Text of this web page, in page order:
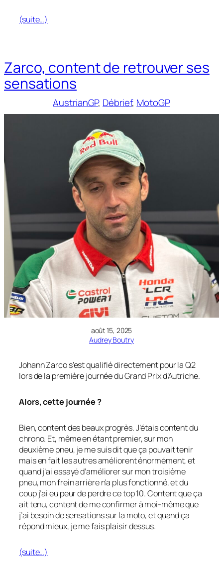
(suite…)
Zarco, content de retrouver ses
sensations
AustrianGP, Débrief, MotoGP
août 15, 2025
Audrey Boutry
Johann Zarco s’est qualifié directement pour la Q2
lors de la première journée du Grand Prix d’Autriche.
Alors, cette journée ?
Bien, content des beaux progrès. J’étais content du
chrono. Et, même en étant premier, sur mon
deuxième pneu, je me suis dit que ça pouvait tenir
mais en fait les autres améliorent énormément, et
quand j’ai essayé d’améliorer sur mon troisième
pneu, mon frein arrière n’a plus fonctionné, et du
coup j’ai eu peur de perdre ce top 10. Content que ça
ait tenu, content de me confirmer à moi-même que
j’ai besoin de sensations sur la moto, et quand ça
répond mieux, je me fais plaisir dessus.
(suite…)